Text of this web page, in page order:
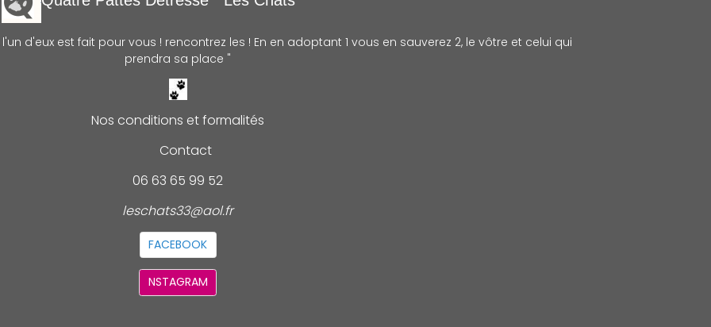
d'eux est fait pour vous ! rencontrez les ! En en adoptant 1 vous en sauverez 2, le vôtre et celui qui
prendra sa place "
Nos conditions et formalités
Contact
06 63 65 99 52
leschats33@aol.fr
FACEBOOK
NSTAGRAM